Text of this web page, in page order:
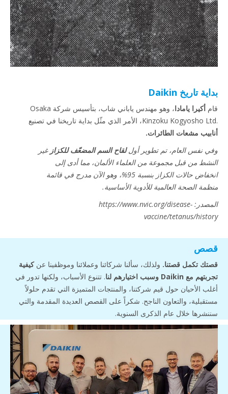
بداية تاريخ Daikin
قام أكيرا يامادا
، وهو مهندس ياباني شاب، بتأسيس شركة Osaka
Kinzoku Kogyosho Ltd.‎، الأمر الذي مثّل بداية تاريخنا في تصنيع
أنابيب مشعات الطائرات.
وفي نفس العام، تم تطوير أوللقاح السم المضعّف للكزاز غير
النشط من قبل مجموعة من العلماء الألمان، مما أدى إلى
انخفاض حالات الكزاز بنسبة 95%، وهو الآن مدرج في قائمة
منظمة الصحة العالمية للأدوية الأساسية.
المصدر: https://www.nvic.org/disease-
vaccine/tetanus/history
قصص
قصتك تكمل قصتنا. ولذلك، سألنا شركائنا وعملائنا وموظفينا عنكيفية
تجربتهم مع Daikin وسبب اختيارهم لنا
. تتنوع الأسباب، ولكنها تدور في
أغلب الأحيان حول قيم شركتنا، والمنتجات المتميزة التي تقدم حلولاً
مستقبلية، والتعاون الناجح. شكراً على القصص العديدة المقدمة والتي
سننشرها خلال عام الذكرى السنوية.